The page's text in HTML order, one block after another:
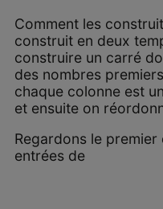
Comment les
construit en deux
construire un carré
des nombres
chaque colonne est
et ensuite on
Regardons le
entrées de